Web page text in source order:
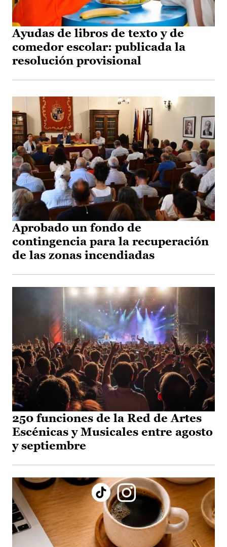
Ayudas de libros de texto y de
comedor escolar: publicada la
resolución provisional
Aprobado un fondo de
contingencia para la recuperación
de las zonas incendiadas
250 funciones de la Red de Artes
Escénicas y Musicales entre agosto
y septiembre